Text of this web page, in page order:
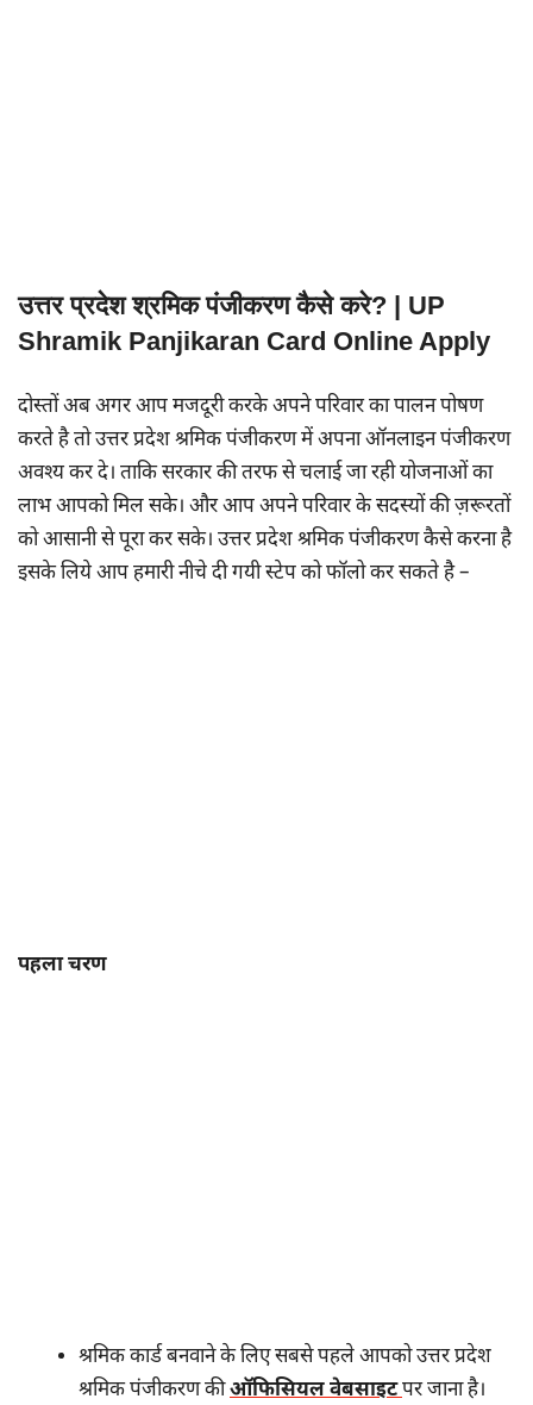
उत्तर प्रदेश श्रमिक पंजीकरण कैसे करे? | UP
Shramik Panjikaran Card Online Apply
दोस्तों अब अगर आप मजदूरी करके अपने परिवार का पालन पोषण
करते है तो उत्तर प्रदेश श्रमिक पंजीकरण में अपना ऑनलाइन पंजीकरण
अवश्य कर दे। ताकि सरकार की तरफ से चलाई जा रही योजनाओं का
लाभ आपको मिल सके। और आप अपने परिवार के सदस्यों की ज़रूरतों
को आसानी से पूरा कर सके। उत्तर प्रदेश श्रमिक पंजीकरण कैसे करना है
इसके लिये आप हमारी नीचे दी गयी स्टेप को फॉलो कर सकते है –
पहला चरण
श्रमिक कार्ड बनवाने के लिए सबसे पहले आपको उत्तर प्रदेश
श्रमिक पंजीकरण कीऑफिसियल वेबसाइटपर जाना है।